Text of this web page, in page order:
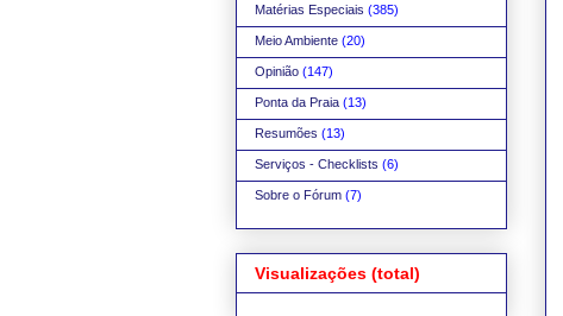
Matérias Especiais (385)
Meio Ambiente (20)
Opinião (147)
Ponta da Praia (13)
Resumões (13)
Serviços - Checklists (6)
Sobre o Fórum (7)
Visualizações (total)